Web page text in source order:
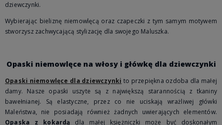
dziewczynki.
Wybierając bieliznę niemowlęcą oraz czapeczki z tym samym motywem
stworzysz zachwycającą stylizację dla swojego Maluszka.
Opaski niemowlęce na włosy i główkę dla dziewczynki
Opaski niemowlęce dla dziewczynki to przepiękna ozdoba dla małej
damy. Nasze opaski uszyte są z największą starannością z tkaniny
bawełnianej. Są elastyczne, przez co nie uciskają wrażliwej główki
Maleństwa, nie posiadają również żadnych uwierających elementów.
Opaska z kokardą dla małej księżniczki może być doskonałym